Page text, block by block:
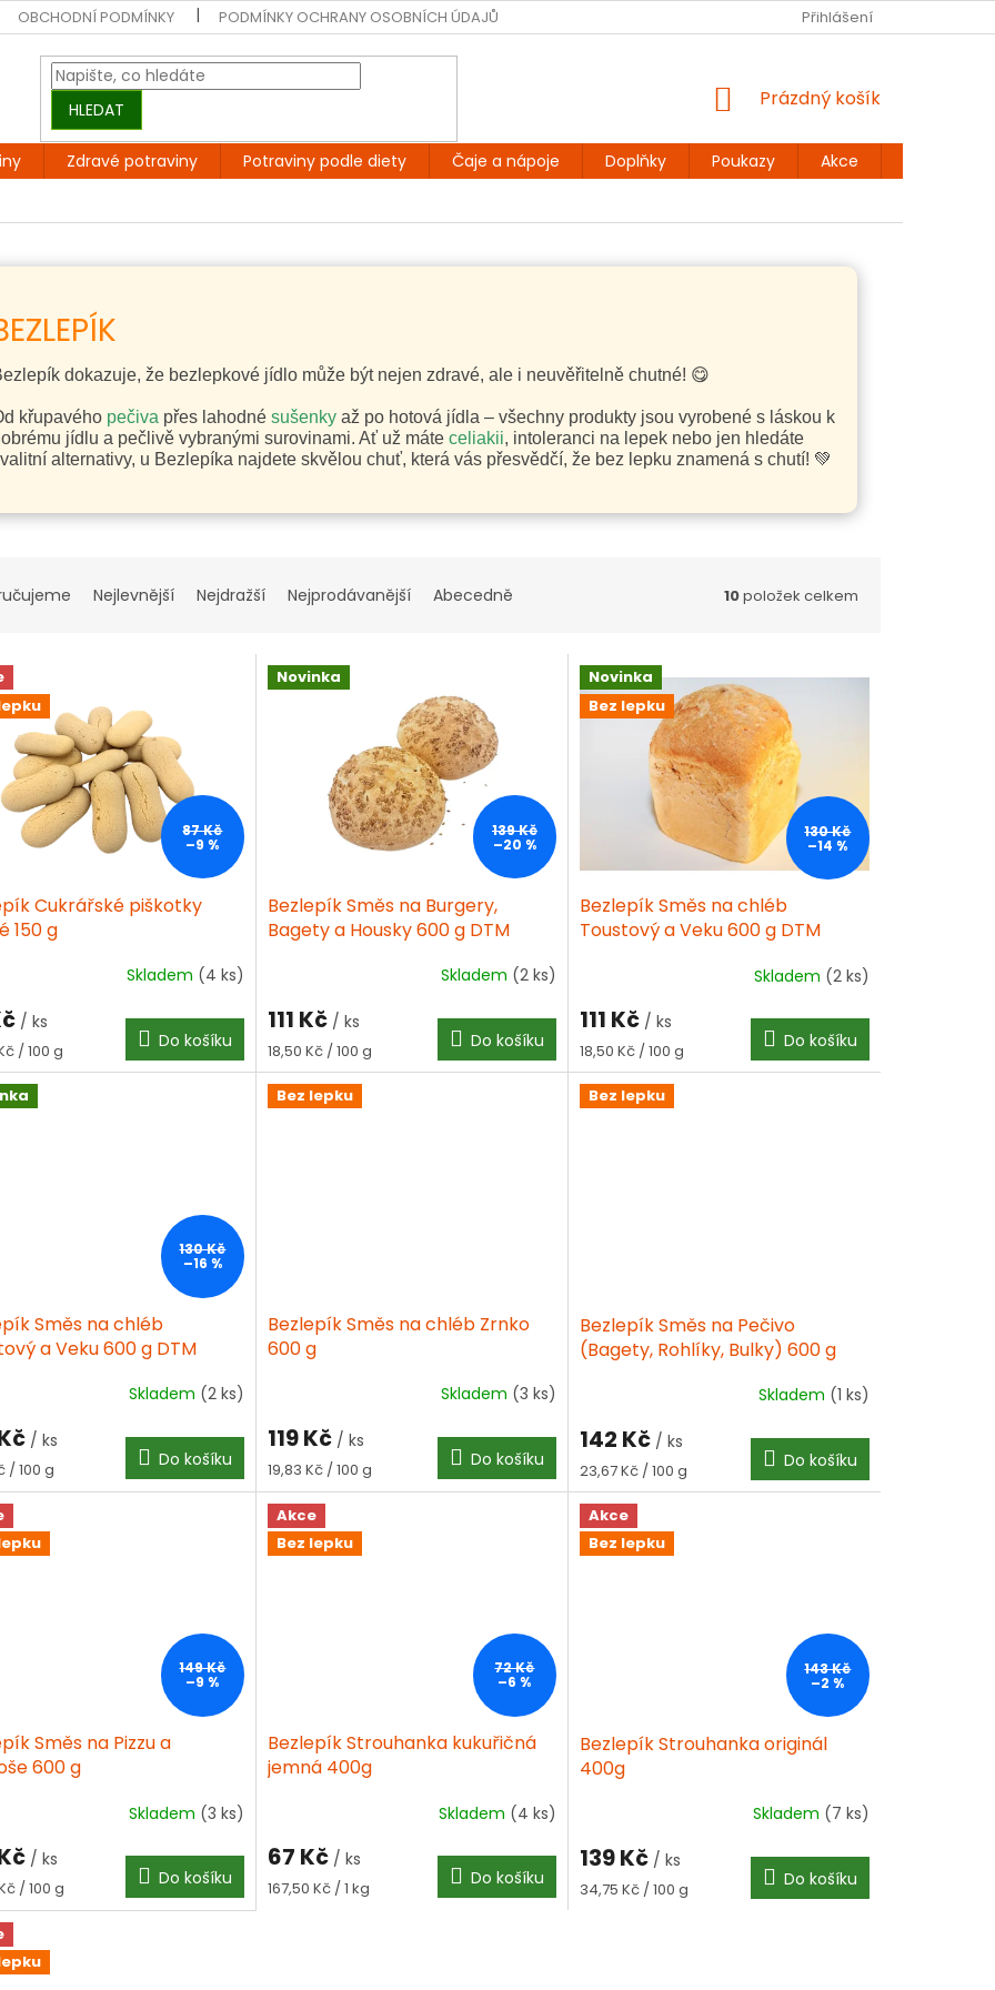
OBCHODNÍ PODMÍNKY PODMÍNKY OCHRANY OSOBNÍCH ÚDAJŮ KONTAKT DOPRAVA A PLATBA
Přihlášení
HLEDAT
NÁKUPNÍ
Prázdný košík
Zdravé potraviny Potraviny podle diety Čaje a nápoje Doplňky Poukazy Akce
dokazuje, že bezlepkové jídlo může být nejen zdravé, ale i neuvěřitelně chutné! 😋
křupavého pečiva přes lahodné sušenkyaž po hotová jídla – všechny produkty jsou vyrobené s láskou k
jídlu a pečlivě vybranými surovinami. Ať už máte celiakii, intoleranci na lepek nebo jen hledáte
alternativy, u Bezlepíka najdete skvělou chuť, která vás přesvědčí, že bez lepku znamená s chutí! 💚
Nejlevnější Nejdražší Nejprodávanější Abecedně 10položek celkem
87 Kč
–9 %
Cukrářské piškotky
150 g
Skladem (4 ks)
/ ks
/ 100 g Do košíku
Novinka
139 Kč
–20 %
Bezlepík Směs na Burgery,
Bagety a Housky 600 g DTM
Skladem (2 ks)
111 Kč / ks
Měrná
cena:
18,50 Kč / 100 g Do košíku
Novinka
Bez lepku
130 Kč
–14 %
Bezlepík Směs na chléb
Toustový a Veku 600 g DTM
Skladem (2 ks)
111 Kč / ks
Měrná
cena:
18,50 Kč / 100 g Do košíku
130 Kč
–16 %
Směs na chléb
a Veku 600 g DTM
Skladem (2 ks)
/ ks
/ 100 g Do košíku
Bez lepku
Bezlepík Směs na chléb Zrnko
600 g
Skladem (3 ks)
119 Kč / ks
Měrná
cena:
19,83 Kč / 100 g Do košíku
Bez lepku
Bezlepík Směs na Pečivo
(Bagety, Rohlíky, Bulky) 600 g
Skladem (1 ks)
142 Kč / ks
Měrná
cena:
23,67 Kč / 100 g Do košíku
149 Kč
–9 %
Směs na Pizzu a
600 g
Skladem (3 ks)
/ ks
/ 100 g Do košíku
Akce
Bez lepku
72 Kč
–6 %
Bezlepík Strouhanka kukuřičná
jemná 400g
Skladem (4 ks)
67 Kč / ks
Měrná
167,50 Kč / 1 kg Do košíku
Akce
Bez lepku
143 Kč
–2 %
Bezlepík Strouhanka originál
400g
Skladem (7 ks)
139 Kč / ks
Měrná
34,75 Kč / 100 g Do košíku